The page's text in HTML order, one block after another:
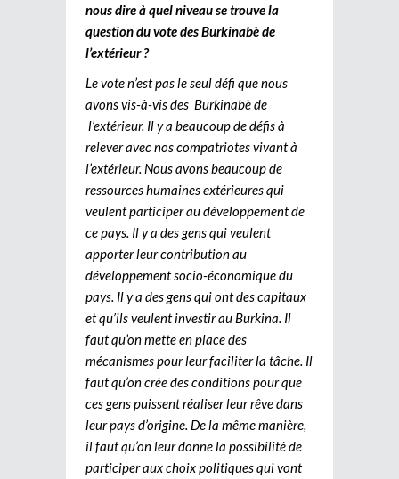
nous dire à quel niveau se trouve la
question du vote des Burkinabè de
l’extérieur ?
Le vote n’est pas le seul défi que nous
avons vis-à-vis des Burkinabè de
l’extérieur. Il y a beaucoup de défis à
relever avec nos compatriotes vivant à
l’extérieur. Nous avons beaucoup de
ressources humaines extérieures qui
veulent participer au développement de
ce pays. Il y a des gens qui veulent
apporter leur contribution au
développement socio-économique du
pays. Il y a des gens qui ont des capitaux
et qu’ils veulent investir au Burkina. Il
faut qu’on mette en place des
mécanismes pour leur faciliter la tâche. Il
faut qu’on crée des conditions pour que
ces gens puissent réaliser leur rêve dans
leur pays d’origine. De la même manière,
il faut qu’on leur donne la possibilité de
participer aux choix politiques qui vont